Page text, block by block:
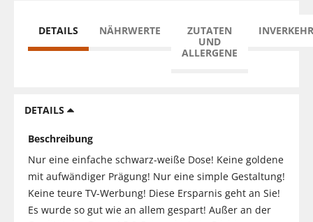
DETAILS NÄHRWERTE
ZUTATEN
UND
ALLERGENE
DETAILS
Beschreibung
Nur eine einfache schwarz-weiße Dose! Keine goldene
mit aufwändiger Prägung! Nur eine simple Gestaltung!
Keine teure TV-Werbung! Diese Ersparnis geht an Sie!
Es wurde so gut wie an allem gespart! Außer an der